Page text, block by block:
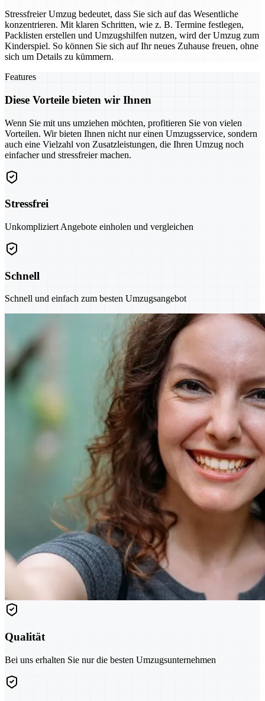
Stressfreier Umzug bedeutet, dass Sie sich auf das Wesentliche
konzentrieren. Mit klaren Schritten, wie z. B. Termine festlegen,
Packlisten erstellen und Umzugshilfen nutzen, wird der Umzug zum
Kinderspiel. So können Sie sich auf Ihr neues Zuhause freuen, ohne
sich um Details zu kümmern.
Features
Diese Vorteile bieten wir Ihnen
Wenn Sie mit uns umziehen möchten, profitieren Sie von vielen
Vorteilen. Wir bieten Ihnen nicht nur einen Umzugsservice, sondern
auch eine Vielzahl von Zusatzleistungen, die Ihren Umzug noch
einfacher und stressfreier machen.
Stressfrei
Unkompliziert Angebote einholen und vergleichen
Schnell
Schnell und einfach zum besten Umzugsangebot
Qualität
Bei uns erhalten Sie nur die besten Umzugsunternehmen